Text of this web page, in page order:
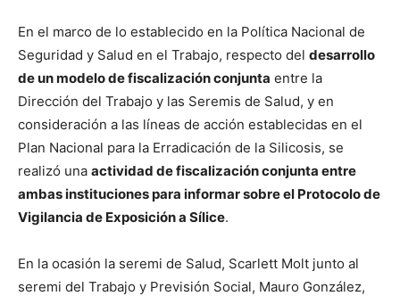
En el marco de lo establecido en la Política Nacional de
Seguridad y Salud en el Trabajo, respecto del desarrollo
de un modelo de fiscalización conjunta entre la
Dirección del Trabajo y las Seremis de Salud, y en
consideración a las líneas de acción establecidas en el
Plan Nacional para la Erradicación de la Silicosis, se
realizó una actividad de fiscalización conjunta entre
ambas instituciones para informar sobre el Protocolo de
Vigilancia de Exposición a Sílice.
En la ocasión la seremi de Salud, Scarlett Molt junto al
seremi del Trabajo y Previsión Social, Mauro González,